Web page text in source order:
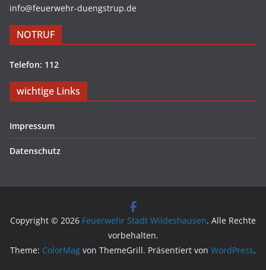
info@feuerwehr-duengstrup.de
NOTRUF
Telefon: 112
wichtige Links
Impressum
Datenschutz
Copyright © 2026 Feuerwehr Stadt Wildeshausen. Alle Rechte
vorbehalten.
Theme: ColorMag von ThemeGrill. Präsentiert von WordPress.